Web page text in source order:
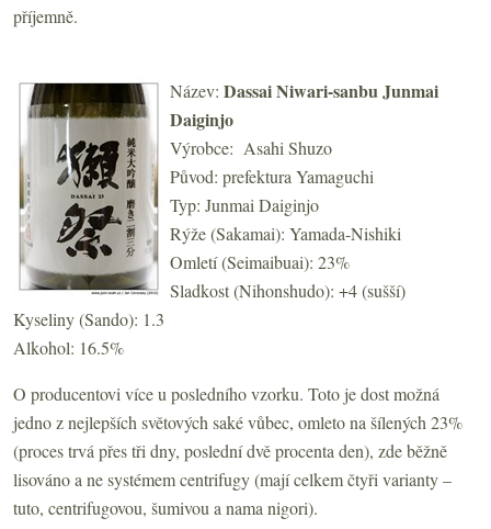
příjemně.
Název: DassaiNiwari-sanbuJunmai
Daiginjo
Výrobce: Asahi Shuzo
Původ: prefektura Yamaguchi
Typ: Junmai Daiginjo
Rýže (Sakamai): Yamada-Nishiki
Omletí (Seimaibuai): 23%
Sladkost (Nihonshudo): +4 (sušší)
Kyseliny (Sando): 1.3
Alkohol: 16.5%
O producentovi více u posledního vzorku. Toto je dost možná
jedno z nejlepších světových saké vůbec, omleto na šílených 23%
(proces trvá přes tři dny, poslední dvě procenta den), zde běžně
lisováno a ne systémem centrifugy (mají celkem čtyři varianty –
tuto, centrifugovou, šumivou a nama nigori).